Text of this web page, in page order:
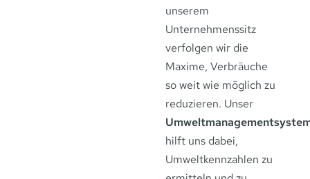
unserem
Unternehmenssitz
verfolgen wir die
Maxime, Verbräuche
so weit wie möglich zu
reduzieren. Unser
hilft uns dabei,
Umweltkennzahlen zu